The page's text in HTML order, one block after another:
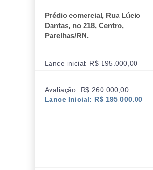
Prédio comercial, Rua Lúcio
Dantas, no 218, Centro,
Parelhas/RN.
Lance inicial: R$ 195.000,00
Avaliação: R$ 260.000,00
Lance Inicial: R$ 195.000,00